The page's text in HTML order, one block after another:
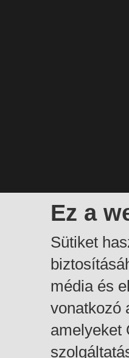
Ez a
Sütiket
média és
vonatkozó
amelyeket